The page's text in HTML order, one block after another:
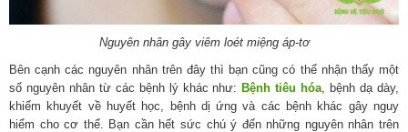
Nguyên nhân gây viêm loét miệng áp-tơ
Bên cạnh các nguyên nhân trên đây thì bạn cũng có thể nhận thấy một
số nguyên nhân từ các bệnh lý khác như:Bệnh tiêu hóa , bệnh dạ dày,
khiếm khuyết về huyết học, bệnh dị ứng và các bệnh khác gây nguy
hiểm cho cơ thể. Bạn cần hết sức chú ý đến những nguyên nhân trên